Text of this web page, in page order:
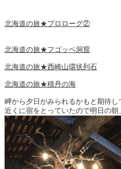
北海道の旅★プロローグ②
北海道の旅★フゴッペ洞窟
北海道の旅★西崎山環状列石
北海道の旅★積丹の海
岬から夕日がみられるかもと期待し
近くに宿をとっていたので明日の朝